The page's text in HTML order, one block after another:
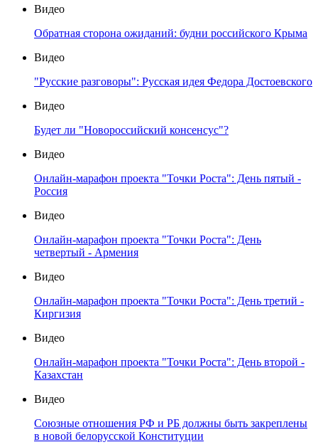
Видео
Обратная сторона ожиданий: будни российского Крыма
Видео
"Русские разговоры": Русская идея Федора Достоевского
Видео
Будет ли "Новороссийский консенсус"?
Видео
Онлайн-марафон проекта "Точки Роста": День пятый -
Россия
Видео
Онлайн-марафон проекта "Точки Роста": День
четвертый - Армения
Видео
Онлайн-марафон проекта "Точки Роста": День третий -
Киргизия
Видео
Онлайн-марафон проекта "Точки Роста": День второй -
Казахстан
Видео
Союзные отношения РФ и РБ должны быть закреплены
в новой белорусской Конституции